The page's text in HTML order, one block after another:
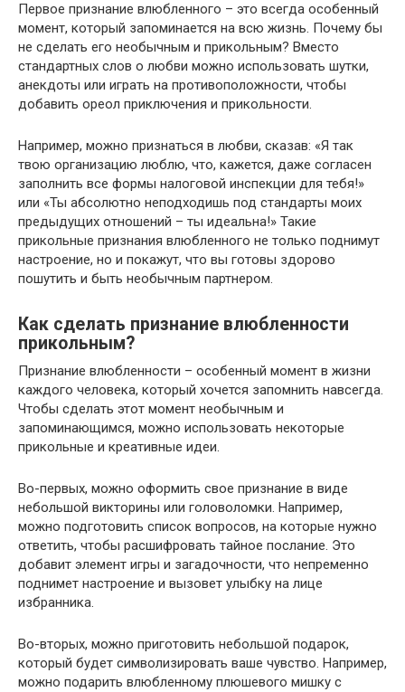
Первое признание влюбленного – это всегда особенный
момент, который запоминается на всю жизнь. Почему бы
не сделать его необычным и прикольным? Вместо
стандартных слов о любви можно использовать шутки,
анекдоты или играть на противоположности, чтобы
добавить ореол приключения и прикольности.
Например, можно признаться в любви, сказав: «Я так
твою организацию люблю, что, кажется, даже согласен
заполнить все формы налоговой инспекции для тебя!»
или «Ты абсолютно неподходишь под стандарты моих
предыдущих отношений – ты идеальна!» Такие
прикольные признания влюбленного не только поднимут
настроение, но и покажут, что вы готовы здорово
пошутить и быть необычным партнером.
Как сделать признание влюбленности
прикольным?
Признание влюбленности – особенный момент в жизни
каждого человека, который хочется запомнить навсегда.
Чтобы сделать этот момент необычным и
запоминающимся, можно использовать некоторые
прикольные и креативные идеи.
Во-первых, можно оформить свое признание в виде
небольшой викторины или головоломки. Например,
можно подготовить список вопросов, на которые нужно
ответить, чтобы расшифровать тайное послание. Это
добавит элемент игры и загадочности, что непременно
поднимет настроение и вызовет улыбку на лице
избранника.
Во-вторых, можно приготовить небольшой подарок,
который будет символизировать ваше чувство. Например,
можно подарить влюбленному плюшевого мишку с